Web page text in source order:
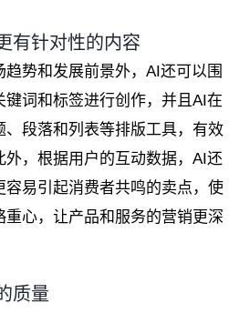
有针对性的内容
势和发展前景外，AI还可以围
词和标签进行创作，并且AI在
段落和列表等排版工具，有效
，根据用户的互动数据，AI还
易引起消费者共鸣的卖点，使
心，让产品和服务的营销更深
质量